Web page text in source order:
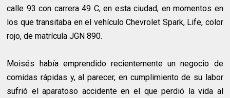
calle 93 con carrera 49 C, en esta ciudad, en momentos en
los que transitaba en el vehículo Chevrolet Spark, Life, color
rojo, de matrícula JGN 890.
Moisés había emprendido recientemente un negocio de
comidas rápidas y, al parecer, en cumplimiento de su labor
sufrió el aparatoso accidente en el que perdió la vida al